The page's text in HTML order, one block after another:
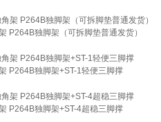
P264B独脚架（可拆脚垫普通发货）
P264B独脚架+ST-1轻便三脚撑
P264B独脚架+ST-4超稳三脚撑